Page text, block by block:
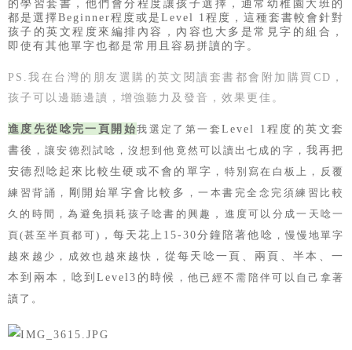
的學習套書，他們會分程度讓孩子選擇， 通常幼稚園大班的
都是選擇Beginner程度或是Level 1程度， 這種套書較會針對
孩子的英文程度來編排內容， 內容也大多是常見字的組合，
即使有其他單字也都是常用且容易拼讀的字。
PS.我在台灣的朋友選購的英文閱讀套書都會附加購買CD，
孩子可以邊聽邊讀，增強聽力及發音，效果更佳。
進度先從唸完一頁開始我選定了第一套Level 1程度的英文套
書後 ，讓安德烈試唸 ，沒想到他 竟然可以讀出七成的字 ， 我再把
安德烈唸起來比較生硬或不會的單字 ，特別寫在白板上 ，反覆
練習背誦 ， 剛開始單字會比較多
，一本書完全念完須練習比較
久的時間
，為避免損耗孩子唸書的興趣 ， 進度可以分成一天唸一
頁(甚至半頁都可) ，每天花上15-30分鐘陪著他唸 ，慢慢地單字
越來越少 ，成效也越來越快 ， 從每天唸一頁、兩頁、半本、一
本到兩本 ， 唸到Level3的時候
，他已經不需陪伴可以自己拿著
讀了。